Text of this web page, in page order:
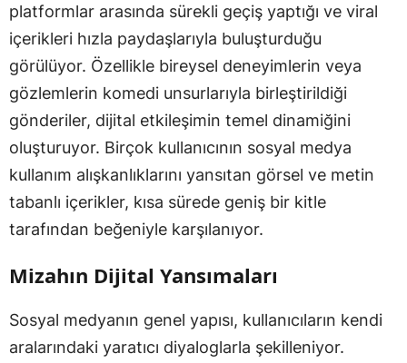
platformlar arasında sürekli geçiş yaptığı ve viral
içerikleri hızla paydaşlarıyla buluşturduğu
görülüyor. Özellikle bireysel deneyimlerin veya
gözlemlerin komedi unsurlarıyla birleştirildiği
gönderiler, dijital etkileşimin temel dinamiğini
oluşturuyor. Birçok kullanıcının sosyal medya
kullanım alışkanlıklarını yansıtan görsel ve metin
tabanlı içerikler, kısa sürede geniş bir kitle
tarafından beğeniyle karşılanıyor.
Mizahın Dijital Yansımaları
Sosyal medyanın genel yapısı, kullanıcıların kendi
aralarındaki yaratıcı diyaloglarla şekilleniyor.